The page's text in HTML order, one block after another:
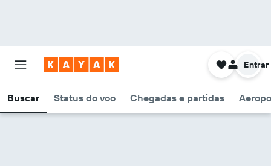
Buscar Status do voo Chegadas e partidas
Entrar